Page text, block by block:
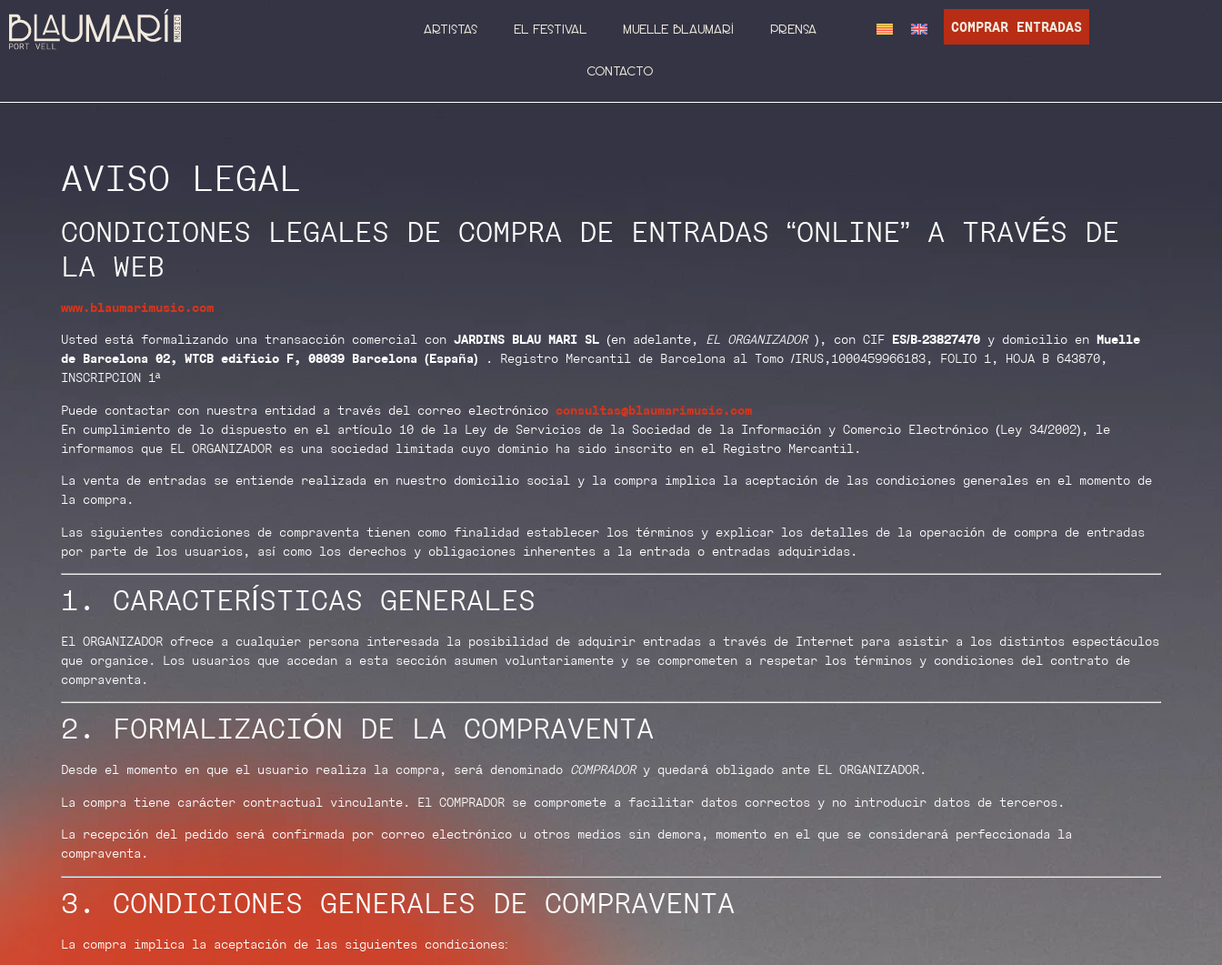
Artistas El festival Muelle Blaumarí Prensa
Contacto
COMPRAR ENTRADAS
AVISO LEGAL
CONDICIONES LEGALES DE COMPRA DE ENTRADAS “ONLINE” A TRAVÉS DE
LA WEB
www.blaumarimusic.com
Usted está formalizando una transacción comercial conJARDINS BLAU MARI SL (en adelante, EL ORGANIZADOR), con CIF ES/B-23827470 y domicilio enMuelle
de Barcelona 02, WTCB edificio F, 08039 Barcelona (España) . Registro Mercantil de Barcelona al Tomo /IRUS,1000459966183, FOLIO 1, HOJA B 643870,
INSCRIPCION 1ª
Puede contactar con nuestra entidad a través del correo electrónicoconsultas@blaumarimusic.com
En cumplimiento de lo dispuesto en el artículo 10 de la Ley de Servicios de la Sociedad de la Información y Comercio Electrónico (Ley 34/2002), le
informamos que EL ORGANIZADOR es una sociedad limitada cuyo dominio ha sido inscrito en el Registro Mercantil.
La venta de entradas se entiende realizada en nuestro domicilio social y la compra implica la aceptación de las condiciones generales en el momento de
la compra.
Las siguientes condiciones de compraventa tienen como finalidad establecer los términos y explicar los detalles de la operación de compra de entradas
por parte de los usuarios, así como los derechos y obligaciones inherentes a la entrada o entradas adquiridas.
1. CARACTERÍSTICAS GENERALES
El ORGANIZADOR ofrece a cualquier persona interesada la posibilidad de adquirir entradas a través de Internet para asistir a los distintos espectáculos
que organice. Los usuarios que accedan a esta sección asumen voluntariamente y se comprometen a respetar los términos y condiciones del contrato de
compraventa.
2. FORMALIZACIÓN DE LA COMPRAVENTA
Desde el momento en que el usuario realiza la compra, será denominado COMPRADORy quedará obligado ante EL ORGANIZADOR.
La compra tiene carácter contractual vinculante. El COMPRADOR se compromete a facilitar datos correctos y no introducir datos de terceros.
La recepción del pedido será confirmada por correo electrónico u otros medios sin demora, momento en el que se considerará perfeccionada la
compraventa.
3. CONDICIONES GENERALES DE COMPRAVENTA
La compra implica la aceptación de las siguientes condiciones: